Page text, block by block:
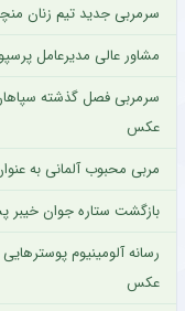
سرمربی جدید تیم زنان
مشاور عالی مدیرعامل
سرمربی فصل گذشته
عکس
مربی محبوب آلمانی به
بازگشت ستاره جوان خیبر
رسانه آلومینیوم
عکس